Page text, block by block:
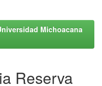
Michoacana
Reserva